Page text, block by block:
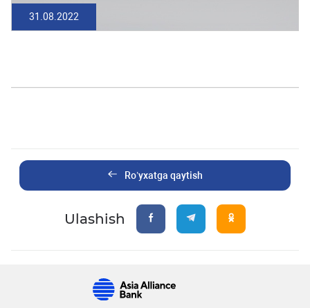
31.08.2022
Ro’yxatga qaytish
Ulashish